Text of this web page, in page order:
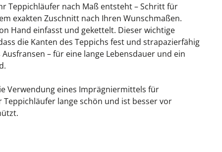
Teppichläufer nach Maß entsteht – Schritt für
exakten Zuschnitt nach Ihren Wunschmaßen.
Hand einfasst und gekettelt. Dieser wichtige
die Kanten des Teppichs fest und strapazierfähig
– für eine lange Lebensdauer und ein
Verwendung eines Imprägniermittels für
lange schön und ist besser vor